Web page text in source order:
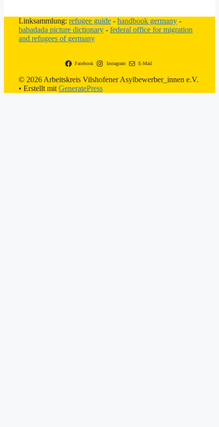
Linksammlung: refugee guide - handbook germany -
babadada picture dictionary - federal office for migration
and refugees of germany
Facebook Instagram E-Mail
© 2026 Arbeitskreis Vilshofener Asylbewerber_innen e.V.
• Erstellt mit GeneratePress